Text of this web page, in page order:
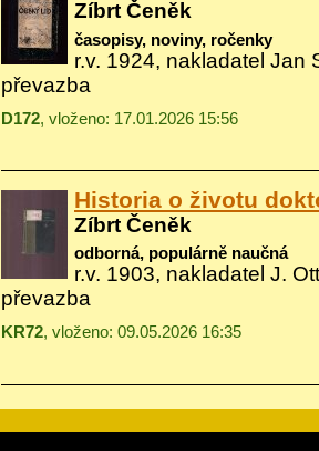
Zíbrt Čeněk
časopisy, noviny, ročenky
r.v. 1924, nakladatel Jan
převazba
D172, vloženo: 17.01.2026 15:56
Historia o životu
Zíbrt Čeněk
odborná, populárně naučná
r.v. 1903, nakladatel J.
převazba
KR72, vloženo: 09.05.2026 16:35